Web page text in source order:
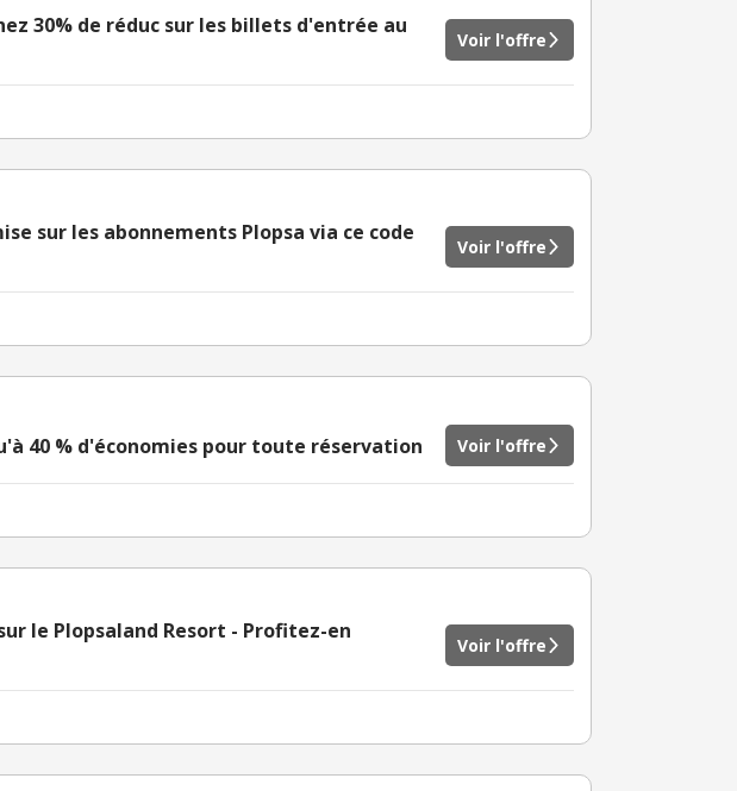
30% de réduc sur les billets d'entrée au
Voir l'offre
sur les abonnements Plopsa via ce code
Voir l'offre
40 % d'économies pour toute réservation Voir l'offre
le Plopsaland Resort - Profitez-en
Voir l'offre